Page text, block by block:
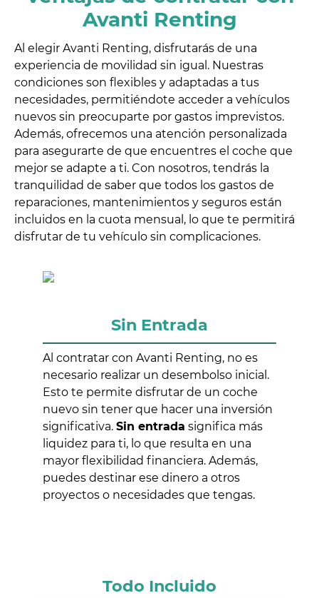
Avanti Renting
Al elegir Avanti Renting, disfrutarás de una
experiencia de movilidad sin igual. Nuestras
condiciones son flexibles y adaptadas a tus
necesidades, permitiéndote acceder a vehículos
nuevos sin preocuparte por gastos imprevistos.
Además, ofrecemos una atención personalizada
para asegurarte de que encuentres el coche que
mejor se adapte a ti. Con nosotros, tendrás la
tranquilidad de saber que todos los gastos de
reparaciones, mantenimientos y seguros están
incluidos en la cuota mensual, lo que te permitirá
disfrutar de tu vehículo sin complicaciones.
Sin Entrada
Al contratar con Avanti Renting, no es
necesario realizar un desembolso inicial.
Esto te permite disfrutar de un coche
nuevo sin tener que hacer una inversión
significativa. Sin entrada significa más
liquidez para ti, lo que resulta en una
mayor flexibilidad financiera. Además,
puedes destinar ese dinero a otros
proyectos o necesidades que tengas.
Todo Incluido